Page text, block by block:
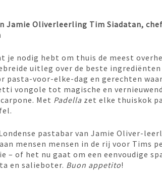
Jamie Oliverleerling Tim Siadatan,
je nodig hebt om thuis de meest
uitleg over de beste
pasta-voor-elke-dag en gerechten
vongole tot magische en
Met Padella zet elke thuiskok
pastabar van Jamie Oliver-
mensen mensen in de rij voor Tims
– of het nu gaat om een eenvoudige
en salieboter. Buon appetito!